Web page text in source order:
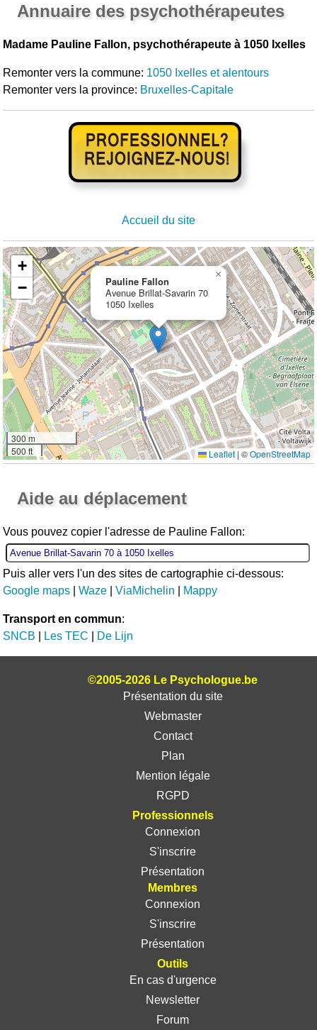
Annuaire des psychothérapeutes
Madame Pauline Fallon, psychothérapeute à 1050 Ixelles
Remonter vers la commune: 1050 Ixelles et alentours
Remonter vers la province: Bruxelles-Capitale
Accueil du site
Pauline Fallon
Avenue Brillat-Savarin 70
1050 Ixelles
×
+
−
300 m
500 ft
Leaflet | ©OpenStreetMap
Aide au déplacement
Vous pouvez copier l'adresse de Pauline Fallon:
Puis aller vers l'un des sites de cartographie ci-dessous:
Google maps |Waze |ViaMichelin Mappy
Transport en commun:
SNCB
Les TEC De Lijn
©2005-2026 Le Psychologue.be
Présentation du site
Webmaster
Contact
Plan
Mention légale
RGPD
Professionnels
Connexion
S'inscrire
Présentation
Membres
Connexion
S'inscrire
Présentation
Outils
En cas d'urgence
Newsletter
Forum